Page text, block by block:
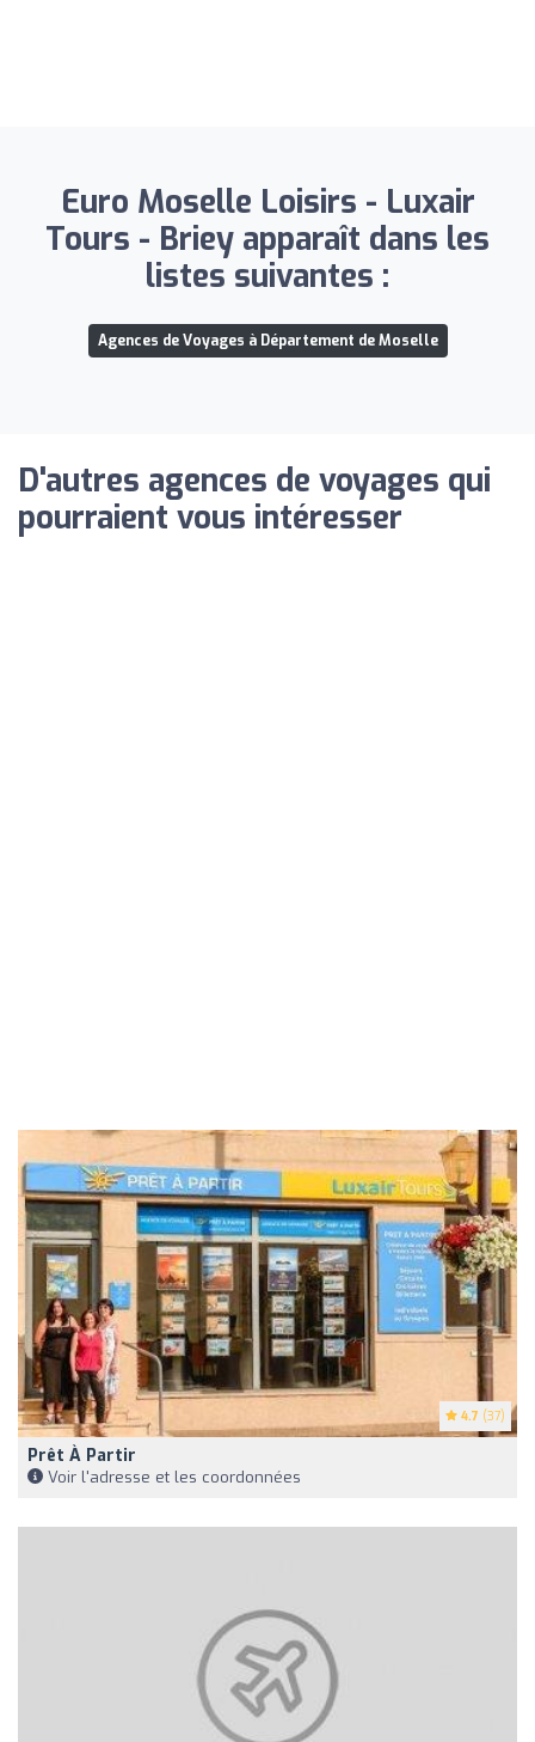
Euro Moselle Loisirs - Luxair
Tours - Briey apparaît dans les
listes suivantes :
Agences de Voyages à Département de Moselle
D'autres agences de voyages qui
pourraient vous intéresser
4.7 (37)
Prêt À Partir
Voir l'adresse et les coordonnées